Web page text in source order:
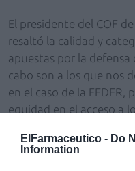
ElFarmaceutico - Do
Information
El presidente del COF
resaltó la calidad y
apuestas por la defensa
cabo son a los que nos
en el caso de la FEDER,
equidad en el acceso a
En el acto se destacó
candidatura de Málaga